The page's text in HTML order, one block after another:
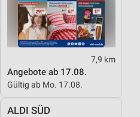
7,9 km
Angebote ab 17.08.
Gültig ab Mo. 17.08.
ALDI SÜD